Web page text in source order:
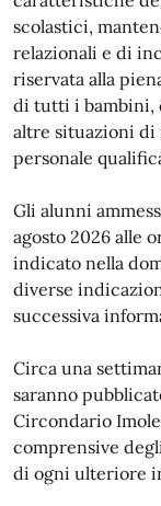
scolastici,
relazionali e di
riservata alla
di tutti i bambini,
altre situazioni di
personale
Gli alunni
agosto 2026 alle
indicato nella
diverse
successiva
Circa una
saranno
Circondario
comprensive
di ogni ulteriore